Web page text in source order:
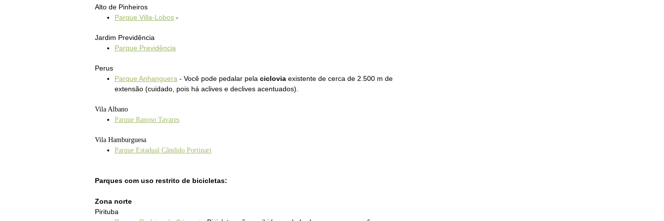
Alto de Pinheiros
Parque Villa-Lobos -
Jardim Previdência
Parque Previdência
Perus
Parque Anhanguera - Você pode pedalar pela ciclovia existente de cerca de 2.500 m de
extensão (cuidado, pois há aclives e declives acentuados).
Vila Albano
Parque Raposo Tavares
Vila Hamburguesa
Parque Estadual Cândido Portinari
Parques com uso restrito de bicicletas:
Zona norte
Pirituba